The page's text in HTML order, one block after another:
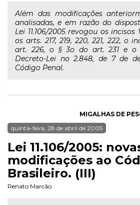
Além das modificações
analisadas, e em razão do
Lei 11.106/2005 revogou os incisos
os arts. 217, 219, 220, 221, 222, o
art. 226, o § 3o do art. 231 e o
Decreto-Lei no 2.848, de 7 de
Código Penal.
MIGALHAS DE
quinta-feira, 28 de abril de 2005
Lei 11.106/2005:
modificações ao
Brasileiro. (III)
Renato Marcão